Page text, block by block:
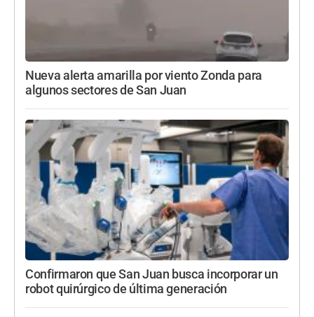
Nueva alerta amarilla por viento Zonda para
algunos sectores de San Juan
Confirmaron que San Juan busca incorporar un
robot quirúrgico de última generación